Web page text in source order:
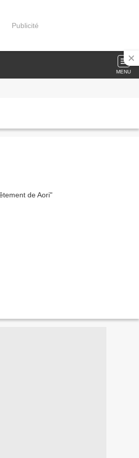
Publicité
MENU